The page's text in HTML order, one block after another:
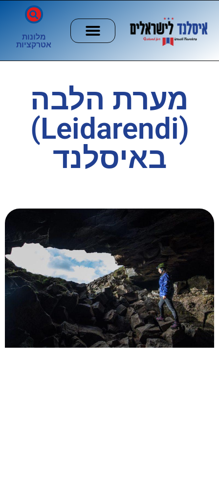
מלונות
אטרקציות
מערת הלבה
(Leidarendi)
באיסלנד